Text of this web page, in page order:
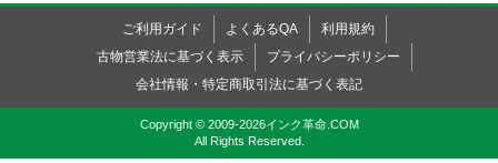
ご利用ガイド よくあるQA
利用規約
古物営業法に基づく表示
プライバシーポリシー
会社情報・特定商取引法に基づく表記
Copyright © 2009-2026インク革命.COM
All Rights Reserved.